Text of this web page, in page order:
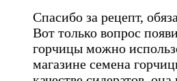
Спасибо за рецепт,
Вот только вопрос
горчицы можно
магазине семена